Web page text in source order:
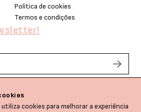
Política de cookies
Termos e condições
cookies para melhorar a experiência